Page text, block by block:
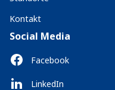
Kontakt
Social Media
Facebook
LinkedIn